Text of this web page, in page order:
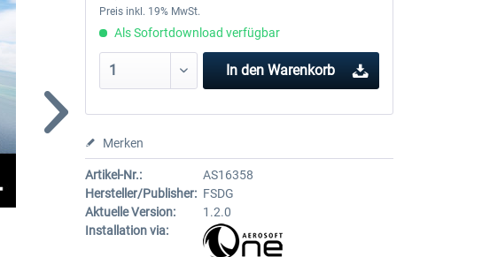
Preis inkl. 19% MwSt.
Als Sofortdownload verfügbar
In den Warenkorb
Merken
Artikel-Nr.:
AS16358
Hersteller/Publisher: FSDG
Aktuelle Version:
1.2.0
Installation via: